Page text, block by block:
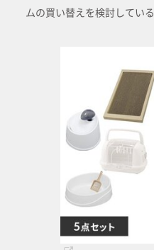
ムの買い替えを検討してい